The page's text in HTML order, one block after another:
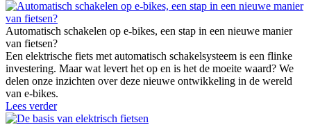
Automatisch schakelen op e-bikes, een stap in een nieuwe manier
van fietsen?
Een elektrische fiets met automatisch schakelsysteem is een flinke
investering. Maar wat levert het op en is het de moeite waard? We
delen onze inzichten over deze nieuwe ontwikkeling in de wereld
van e-bikes.
Lees verder